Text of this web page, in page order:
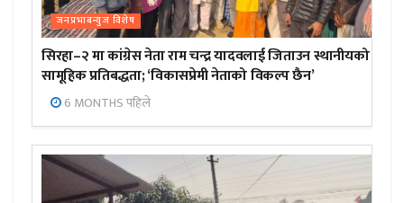
जनप्रभाबन्युज विशेष
सिरहा–२ मा कांग्रेस नेता राम चन्द्र यादवलाई जिताउन स्थानीयको
सामूहिक प्रतिबद्धता; ‘विकासप्रेमी नेताको विकल्प छैन’
6 MONTHS पहिले